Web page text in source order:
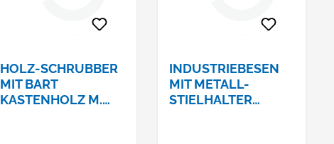
HOLZ-SCHRUBBER
MIT BART
KASTENHOLZ M.
INDUSTRIEBESEN
MIT METALL-
STIELHALTER